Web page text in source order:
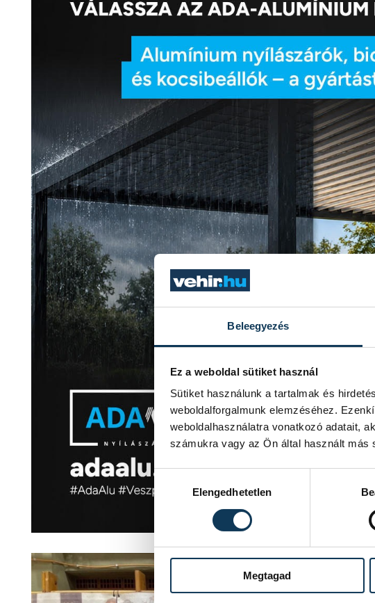
Beleegyezés
Ez a weboldal sütiket használ
Sütiket használunk a tartalmak és
weboldalforgalmunk elemzéséhez.
weboldalhasználatra vonatkozó adatait,
számukra vagy az Ön által használt más
Hozzájárulás kiválasztása
Elengedhetetlen
Megtagad